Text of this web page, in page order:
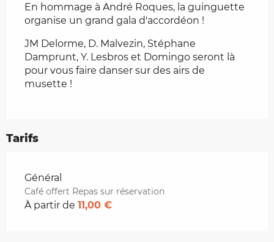
En hommage à André Roques, la guinguette
organise un grand gala d'accordéon !
JM Delorme, D. Malvezin, Stéphane
Damprunt, Y. Lesbros et Domingo seront là
pour vous faire danser sur des airs de
musette !
Tarifs
Tarifs 2026
Général
Café offert Repas sur réservation
À partir de 11,00 €